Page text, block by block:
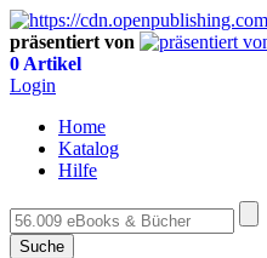
präsentiert von
0 Artikel
Login
Home
Katalog
Hilfe
Suche